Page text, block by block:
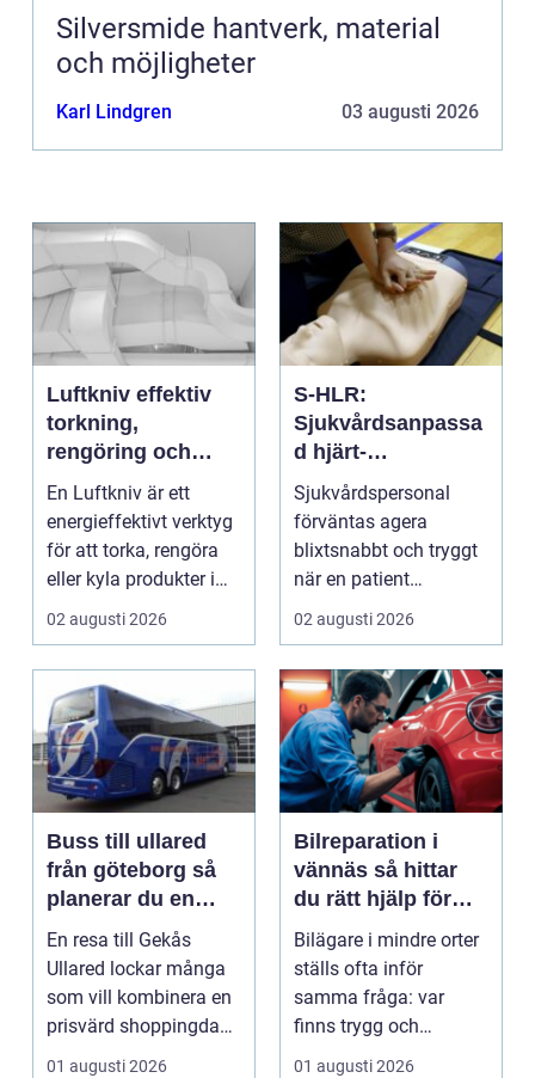
Silversmide hantverk, material
och möjligheter
Karl Lindgren 03 augusti 2026
Luftkniv effektiv
torkning,
rengöring och
kylning i modern
industri
En Luftkniv är ett
energieffektivt verktyg
för att torka, rengöra
eller kyla produkter i
rörelse. Te...
02 augusti 2026
S-HLR:
Sjukvårdsanpassa
d hjärt-
lungräddning som
räddar liv
Sjukvårdspersonal
förväntas agera
blixtsnabbt och tryggt
när en patient
drabbas...
02 augusti 2026
Buss till ullared
från göteborg så
planerar du en
smidig
shoppingdag
En resa till Gekås
Ullared lockar många
som vill kombinera en
prisvärd shoppingdag
med en enkel och ...
01 augusti 2026
Bilreparation i
vännäs så hittar
du rätt hjälp för
din bil
Bilägare i mindre orter
ställs ofta inför
samma fråga: var
finns trygg och
prisvärd hjälp när bilen
01 augusti 2026